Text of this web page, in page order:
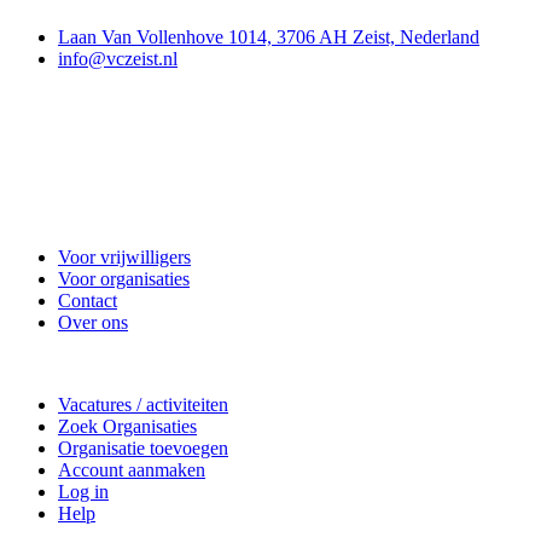
Laan Van Vollenhove 1014, 3706 AH Zeist, Nederland
info@vczeist.nl
Voor vrijwilligers
Voor organisaties
Contact
Over ons
Vacatures / activiteiten
Zoek Organisaties
Organisatie toevoegen
Account aanmaken
Log in
Help